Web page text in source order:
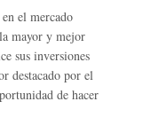
el mercado
mayor y mejor
sus inversiones
destacado por el
de hacer